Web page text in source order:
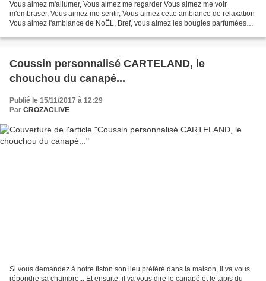
Vous aimez m'allumer, Vous aimez me regarder Vous aimez me voir
m'embraser, Vous aimez me sentir, Vous aimez cette ambiance de relaxation
Vous aimez l'ambiance de NoËL, Bref, vous aimez les bougies parfumées
Coussin personnalisé CARTELAND, le
chouchou du canapé...
Publié le 15/11/2017 à 12:29
Par CROZACLIVE
Si vous demandez à notre fiston son lieu préféré dans la maison, il va vous
répondre sa chambre... Et ensuite, il va vous dire le canapé et le tapis du